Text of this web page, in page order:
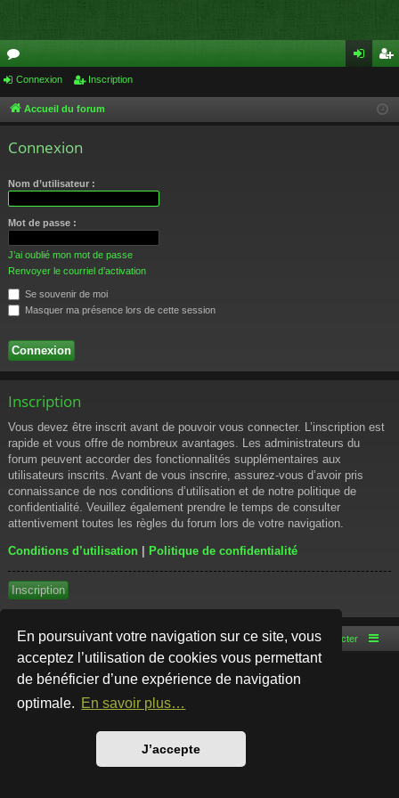
En poursuivant votre navigation sur ce site, vous
acceptez l’utilisation de cookies vous permettant
de bénéficier d’une expérience de navigation
optimale. En savoir plus…
J’accepte
or
u cri
Connexion Inscription
Accueil du forum
Connexion
Nom d’utilisateur :
Mot de passe :
J’ai oublié mon mot de passe
Renvoyer le courriel d’activation
Se souvenir de moi
Masquer ma présence lors de cette session
Inscription
Vous devez être inscrit avant de pouvoir vous connecter. L’inscription est
rapide et vous offre de nombreux avantages. Les administrateurs du
forum peuvent accorder des fonctionnalités supplémentaires aux
utilisateurs inscrits. Avant de vous inscrire, assurez-vous d’avoir pris
connaissance de nos conditions d’utilisation et de notre politique de
confidentialité. Veuillez également prendre le temps de consulter
attentivement toutes les règles du forum lors de votre navigation.
Conditions d’utilisation | Politique de confidentialité
Inscription
Accueil du forum Nous contacter
Développé parphpBB® Forum Software © phpBB Limited
Style par
Traduction française officielle